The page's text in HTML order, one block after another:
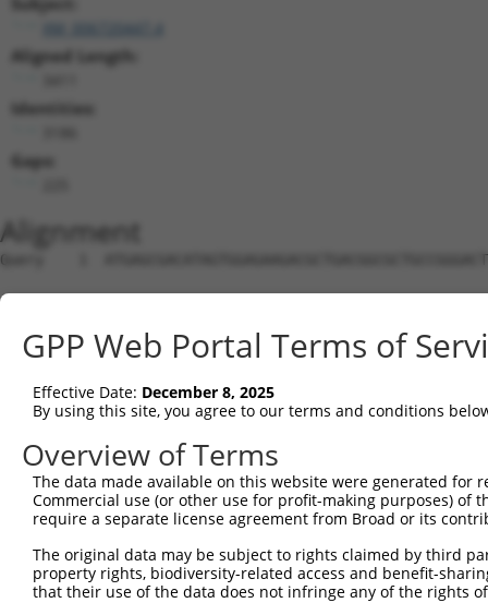
XM_006720447.4
Aligned Length:
Identities:
Gaps:
Alignment
Query    1  ATGAGCGACATAGTGGAGAAGACGCTGACGGCGCTGCCGGGACTCTTTCTGCAGAACCAGCCCGGTGGTGGGCC  74
                                                                                      
Sbjct    1  --------------------------------------------------------------------------  0

Query   75  CGCGGCCGCCAAGGCGTCCTTCTCCTCGAGGCTGGGCAGCCTTGTCCGCGGCATCACAGCCCTCACCTCCAAGC  148
                                                                                      
Sbjct    1  --------------------------------------------------------------------------  0

Query  149  ACGAAGAAGAAAAATTAATCCAGCAGGAACTGAGTAGTCTGAAAGCGACTGTTTCTGCTCCTACTACAACACTG  222
                                                                                      
Sbjct    1  --------------------------------------------------------------------------  0

Query  223  AAAATGATGAAGGAATGTATGGTGAGACTTATATATTGTGAAATGCTTGGATATGATGCTTCCTTTGGCTATAT  296
               |||||||||||||||||||||||||||||||||||||||||||||||||||||||||||||||||||||||
Sbjct    1  ---ATGATGAAGGAATGTATGGTGAGACTTATATATTGTGAAATGCTTGGATATGATGCTTCCTTTGGCTATAT  71

Query  297  TCATGCAATCAAGTTAGCCCAACAAGGAAACCTCTTAGAAAAAAGAGTAGGTTATTTGGCTGTTTCCTTATTTC  370
            ||||||||||||||||||||||||||||||||||||||||||||||||||||||||||||||||||||||||||
Sbjct   72  TCATGCAATCAAGTTAGCCCAACAAGGAAACCTCTTAGAAAAAAGAGTAGGTTATTTGGCTGTTTCCTTATTTC  145

Query  371  TACATGAAAGTCATGAATTATTGCTTCTCCTTGTGAATACAGTTGTAAAGGATCTGCAGAGCACTAACCTAGTA  444
            ||||||||||||||||||||||||||||||||||||||||||||||||||||||||||||||||||||||||||
Sbjct  146  TACATGAAAGTCATGAATTATTGCTTCTCCTTGTGAATACAGTTGTAAAGGATCTGCAGAGCACTAACCTAGTA  219

Query  445  GAAGTGTGTATGGCACTGACTGTTGTTAGCCAGATTTTCCCCTGCGAAATGATTCCAGCTGTTCTTCCATTAAT  518
            ||||||||||||||||||||||||||||||||||||||||||||||||||||||||||||||||||||||||||
Sbjct  220  GAAGTGTGTATGGCACTGACTGTTGTTAGCCAGATTTTCCCCTGCGAAATGATTCCAGCTGTTCTTCCATTAAT  293

Query  519  AGAAGATAAACTTCAACATTCTAAGGAGATTGTACGAAGAAAAGCTGTTCTGGCATTATACAAATTCCATCTCA  592
            ||||||||||||||||||||||||||||||||||||||||||||||||||||||||||||||||||||||||||
Sbjct  294  AGAAGATAAACTTCAACATTCTAAGGAGATTGTACGAAGAAAAGCTGTTCTGGCATTATACAAATTCCATCTCA  367

Query  593  TTGCTCCTAATCAAGTACAACATATTCATATTAAGTTTCGGAAAGCACTTTGTGACAGAGATGTTGGGGTCATG  666
            ||||||||||||||||||||||||||||||||||||||||||||||||||||||||||||||||||||||||||
Sbjct  368  TTGCTCCTAATCAAGTACAACATATTCATATTAAGTTTCGGAAAGCACTTTGTGACAGAGATGTTGGGGTCATG  441

Query  667  GCTGCCTCCTTGCATATATATCTTAGAATGATTAAGGAGAATTCATCTGGATATAAAGACTTGACTGGGAGTTT  740
            ||||||||||||||||||||||||||||||||||||||||||||||||||||||||||||||||||||||||||
Sbjct  442  GCTGCCTCCTTGCATATATATCTTAGAATGATTAAGGAGAATTCATCTGGATATAAAGACTTGACTGGGAGTTT  515

Query  741  TGTAACCATTTTGAAGCAAGTAGTTGGAGGAAAGCTCCCAGTAGAATTCAATTACCACAGTGTGCCAGCACCAT  814
            ||||||||||||||||||||||||||||||||||||||||||||||||||||||||||||||||||||||||||
Sbjct  516  TGTAACCATTTTGAAGCAAGTAGTTGGAGGAAAGCTCCCAGTAGAATTCAATTACCACAGTGTGCCAGCACCAT  589

Query  815  GGTTACAAATTCAGCTCTTGAGAATACTGGGACTTCTAGGAAAAGATGATCAAAGGACAAGTGAATTAATGTAT  888
            ||||||||||||||||||||||||||||||||||||||||||||||||||||||||||||||||||||||||||
Sbjct  590  GGTTACAAATTCAGCTCTTGAGAATACTGGGACTTCTAGGAAAAGATGATCAAAGGACAAGTGAATTAATGTAT  663

Query  889  GATGTTCTTGATGAATCCTTACGAAGAGCTGAGTTAAATCACAATGTCACATATGCTATTTTGTTTGAATGTGT  962
            ||||||||||||||||||||||||||||||||||||||||||||||||||||||||||||||||||||||||||
Sbjct  664  GATGTTCTTGATGAATCCTTACGAAGAGCTGAGTTAAATCACAATGTCACATATGCTATTTTGTTTGAATGTGT  737

Query  963  GCATACAGTCTATTCTATTTATCCTAAATCGGAATTACTTGAGAAGGCTGCCAAGTGCATTGGAAAATTTGTTC  1036
            ||||||||||||||||||||||||||||||||||||||||||||||||||||||||||||||||||||||||||
Sbjct  738  GCATACAGTCTATTCTATTTATCCTAAATCGGAATTACTTGAGAAGGCTGCCAAGTGCATTGGAAAATTTGTTC  811

Query 1037  TGTCACCTAAAATAAATCTAAAATATTTAGGACTGAAGGCTCTTACCTATGTTATCCAACAGGATCCTACTCTG  1110
            ||||||||||||||||||||||||||||||||||||||||||||||||||||||||||||||||||||||||||
Sbjct  812  TGTCACCTAAAATAAATCTAAAATATTTAGGACTGAAGGCTCTTACCTATGTTATCCAACAGGATCCTACTCTG  885

Query 1111  GCTCTTCAACACCAGATGACAATAATTGAATGTTTAGATCATCCTGATCCCATTATTAAAAGAGAGACTCTGGA  1184
            ||||||||||||||||||||||||||||||||||||||||||||||||||||||||||||||||||||||||||
Sbjct  886  GCTCTTCAACACCAGATGACAATAATTGAATGTTTAGATCATCCTGATCCCATTATTAAAAGAGAGACTCTGGA  959

Query 1185  ACTTCTTTACAGAATTACTAATGCACAGAATATAACAGTTATTGTCCAGAAAATGCTTGAATATTTACATCAGA  1258
            ||||||||||||||||||||||||||||||||||||||||||||||||||||||||||||||||||||||||||
Sbjct  960  ACTTCTTTACAGAATTACTAATGCACAGAATATAACAGTTATTGTCCAGAAAATGCTTGAATATTTACATCAGA  1033

Query 1259  GCAAAGAAGAGTATGTCATCGTCAATTTGGTCGGCAAAATAGCAGAGCTGGCTGAGAAATATGCTCCTGATAAT  1332
            ||||||||||||||||||||||||||||||||||||||||||||||||||||||||||||||||||||||||||
Sbjct 1034  GCAAAGAAGAGTATGTCATCGTCAATTTGGTCGGCAAAATAGCAGAGCTGGCTGAGAAATATGCTCCTGATAAT  1107

Query 1333  GCATGGTTTATTCAGACAATGAATGCTGTGTTTTCAGTAGGAGGAGATGTAATGCATCCTGATATTCCCAATAA  1406
            ||||||||||||||||||||||||||||||||||||||||||||||||||||||||||||||||||||||||||
Sbjct 1108  GCATGGTTTATTCAGACAATGAATGCTGTGTTTTCAGTAGGAGGAGATGTAATGCATCCTGATATTCCCAATAA  1181

Query 1407  CTTTCTGAGACTACTAGCGGAAGGTTTTGATGATGAAACAGAAGATCAGCAATTAAGACTCTATGCAGTTCAGT  1480
            ||||||||||||||||||||||||||||||||||||||||||||||||||||||||||||||||||||||||||
Sbjct 1182  CTTTCTGAGACTACTAGCGGAAGGTTTTGATGATGAAACAGAAGATCAGCAATTAAGACTCTATGCAGTTCAGT  1255

Query 1481  CTTATCTCACTTTACTGGATATGGAAAATGTGTTCTATCCACAGAGATTTCTTCAAGTTATGAGTTGGGTATTA  1554
            ||||||||||||||||||||||||||||||||||||||||||||||||||||||||||||||||||||||||||
Sbjct 1256  CTTATCTCACTTTACTGGATATGGAAAATGTGTTCTATCCACAGAGATTTCTTCAAGTTATGAGTTGGGTATTA  1329

Query 1555  GGGGAATATTCCTACCTCTTAGATAAGGAAACGCCAGAGGAAGTTATAGCTAAGCTCTACAAGTTACTTATGAA  1628
            ||||||||||||||||||||||||||||||||||||||||||||||||||||||||||||||||||||||||||
Sbjct 1330  GGGGAATATTCCTACCTCTTAGATAAGGAAACGCCAGAGGAAGTTATAGCTAAGCTCTACAAGTTACTTATGAA  1403

Query 1629  TGACTCTGTGTCTTCAGAAACAAAAGCCTGGTTAATTGCTGCTGTGACCAAATTGACATCTCAGGCGCACTCTT  1702
GPP Web Portal Terms of
Effective Date: December 8, 2025
By using this site, you agree to our terms and conditions
Overview of Terms
The data made available on this website were generated
Commercial use (or other use for profit-making purposes) of
require a separate license agreement from Broad or its
The original data may be subject to rights claimed by third
property rights, biodiversity-related access and benefit-
that their use of the data does not infringe any of the rights